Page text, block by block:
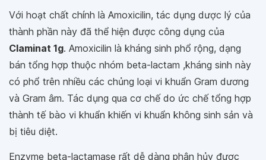
Với hoạt chất chính là Amoxicilin, tác dụng dược lý của
thành phần này đã thể hiện được công dụng của
Claminat 1g. Amoxicilin là kháng sinh phổ rộng, dạng
bán tổng hợp thuộc nhóm beta-lactam ,kháng sinh này
có phổ trên nhiều các chủng loại vi khuẩn Gram dương
và Gram âm. Tác dụng qua cơ chế do ức chế tổng hợp
thành tế bào vi khuẩn khiến vi khuẩn không sinh sản và
bị tiêu diệt.
Enzyme beta-lactamase rất dễ dàng phân hủy được